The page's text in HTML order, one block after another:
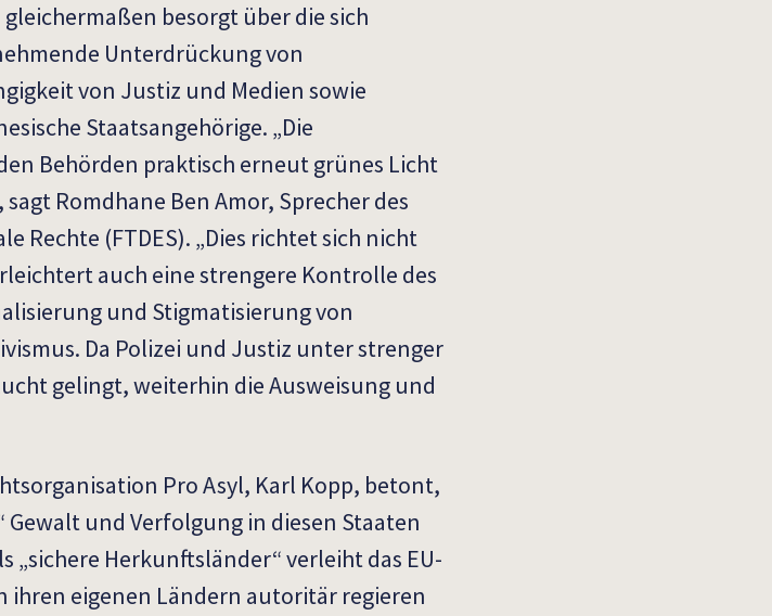
besorgt über die sich
Unterdrückung von
von Justiz und Medien sowie
Staatsangehörige. „Die
Behörden praktisch erneut grünes Licht
Romdhane Ben Amor, Sprecher des
Rechte (FTDES). „Dies richtet sich nicht
auch eine strengere Kontrolle des
und Stigmatisierung von
Da Polizei und Justiz unter strenger
gelingt, weiterhin die Ausweisung und
Pro Asyl, Karl Kopp, betont,
und Verfolgung in diesen Staaten
Herkunftsländer“ verleiht das EU-
ihren eigenen Ländern autoritär regieren